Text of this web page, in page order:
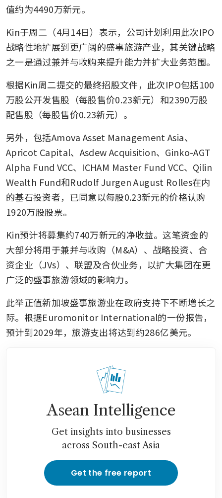
值约为4490万新元。
Kin于周二（4月14日）表示，公司计划利用此次IPO
战略性地扩展到更广阔的盛事旅游产业，其关键战略
之一是通过兼并与收购来提升能力并扩大业务范围。
根据Kin周二提交的最终招股文件，此次IPO包括100
万股公开发售股（每股售价0.23新元）和2390万股
配售股（每股售价0.23新元）。
另外，包括Amova Asset Management Asia、
Apricot Capital、Asdew Acquisition、Ginko-AGT
Alpha Fund VCC、ICHAM Master Fund VCC、Qilin
Wealth Fund和Rudolf Jurgen August Rolles在内
的基石投资者，已同意以每股0.23新元的价格认购
1920万股股票。
Kin预计将募集约740万新元的净收益。这笔资金的
大部分将用于兼并与收购（M&A）、战略投资、合
资企业（JVs）、联盟及合伙业务，以扩大集团在更
广泛的盛事旅游领域的影响力。
此举正值新加坡盛事旅游业在政府支持下不断增长之
际。根据Euromonitor International的一份报告，
预计到2029年，旅游支出将达到约286亿美元。
Asean Intelligence
Get insights into businesses
across South-east Asia
Get the free report